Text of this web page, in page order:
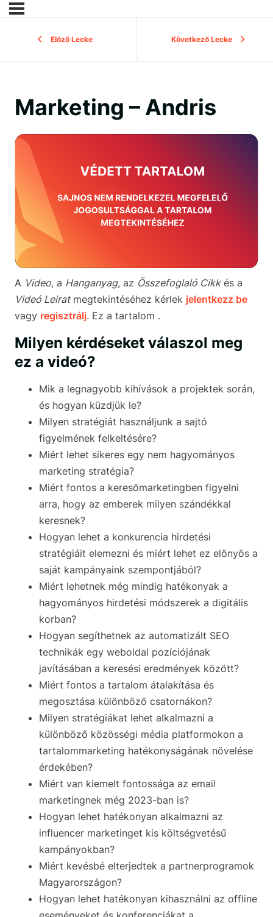
Előző Lecke Következő Lecke
Marketing – Andris
A Video, a Hanganyag, az Összefoglaló Cikkés a
Videó Leiratmegtekintéséhez kérlek jelentkezz be
vagy regisztrálj. Ez a tartalom .
Milyen kérdéseket válaszol meg
ez a videó?
Mik a legnagyobb kihívások a projektek során,
és hogyan küzdjük le?
Milyen stratégiát használjunk a sajtó
figyelmének felkeltésére?
Miért lehet sikeres egy nem hagyományos
marketing stratégia?
Miért fontos a keresőmarketingben figyelni
arra, hogy az emberek milyen szándékkal
keresnek?
Hogyan lehet a konkurencia hirdetési
stratégiáit elemezni és miért lehet ez előnyös a
saját kampányaink szempontjából?
Miért lehetnek még mindig hatékonyak a
hagyományos hirdetési módszerek a digitális
korban?
Hogyan segíthetnek az automatizált SEO
technikák egy weboldal pozíciójának
javításában a keresési eredmények között?
Miért fontos a tartalom átalakítása és
megosztása különböző csatornákon?
Milyen stratégiákat lehet alkalmazni a
különböző közösségi média platformokon a
tartalommarketing hatékonyságának növelése
érdekében?
Miért van kiemelt fontossága az email
marketingnek még 2023-ban is?
Hogyan lehet hatékonyan alkalmazni az
influencer marketinget kis költségvetésű
kampányokban?
Miért kevésbé elterjedtek a partnerprogramok
Magyarországon?
Hogyan lehet hatékonyan kihasználni az offline